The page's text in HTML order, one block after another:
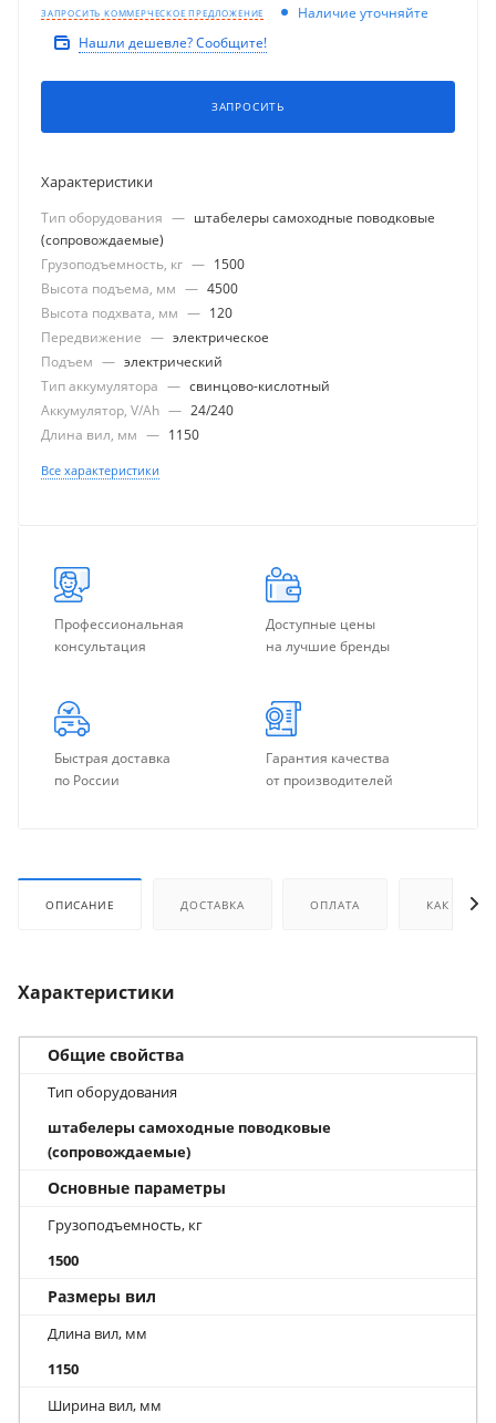
ЗАПРОСИТЬ КОММЕРЧЕСКОЕ ПРЕДЛОЖЕНИЕ
Наличие уточняйте
Нашли дешевле? Сообщите!
ЗАПРОСИТЬ
Характеристики
Тип оборудования — штабелеры самоходные поводковые
(сопровождаемые)
Грузоподъемность, кг — 1500
Высота подъема, мм — 4500
Высота подхвата, мм — 120
Передвижение — электрическое
Подъем — электрический
Тип аккумулятора — свинцово-кислотный
Аккумулятор, V/Ah — 24/240
Длина вил, мм — 1150
Все характеристики
Профессиональная
консультация
Доступные цены
на лучшие бренды
Быстрая доставка
по России
Гарантия качества
от производителей
ОПИСАНИЕ ДОСТАВКА ОПЛАТА КАК
Характеристики
Общие свойства
Тип оборудования
штабелеры самоходные поводковые
(сопровождаемые)
Основные параметры
Грузоподъемность, кг
1500
Размеры вил
Длина вил, мм
1150
Ширина вил, мм